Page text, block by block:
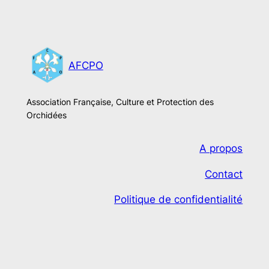
AFCPO
Association Française, Culture et Protection des
Orchidées
A propos
Contact
Politique de confidentialité